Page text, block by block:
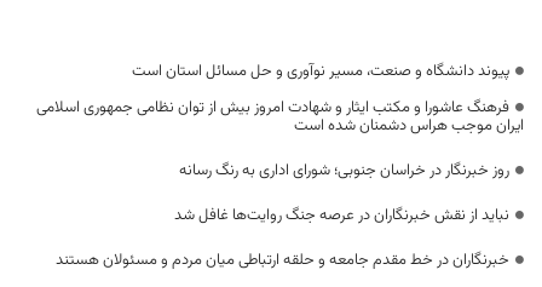
پیوند دانشگاه و صنعت، مسیر نوآوری و حل مسائل استان است
فرهنگ عاشورا و مکتب ایثار و شهادت امروز بیش از توان نظامی جمهوری اسلامی
ایران موجب هراس دشمنان شده است
روز خبرنگار در خراسان جنوبی؛ شورای اداری به رنگ رسانه
نباید از نقش خبرنگاران در عرصه جنگ روایت‌ها غافل شد
خبرنگاران در خط مقدم جامعه و حلقه ارتباطی میان مردم و مسئولان هستند